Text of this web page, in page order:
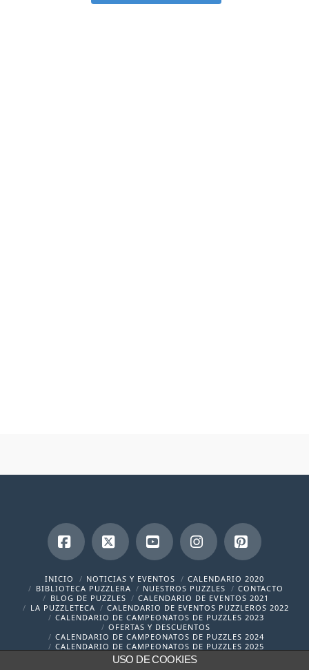
Facebook
X YouTubeInstagramPinterest
INICIO NOTICIAS Y EVENTOS
CALENDARIO 2020
BIBLIOTECA PUZZLERA
NUESTROS PUZZLES
CONTACTO
BLOG DE PUZZLES
CALENDARIO DE EVENTOS 2021
LA PUZZLETECA
CALENDARIO DE EVENTOS PUZZLEROS 2022
CALENDARIO DE CAMPEONATOS DE PUZZLES 2023
OFERTAS Y DESCUENTOS
CALENDARIO DE CAMPEONATOS DE PUZZLES 2024
CALENDARIO DE CAMPEONATOS DE PUZZLES 2025
USO DE COOKIES